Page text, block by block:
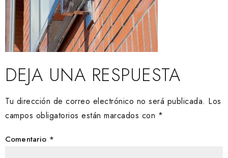
DEJA UNA RESPUESTA
Tu dirección de correo electrónico no será publicada. Los
campos obligatorios están marcados con *
Comentario *